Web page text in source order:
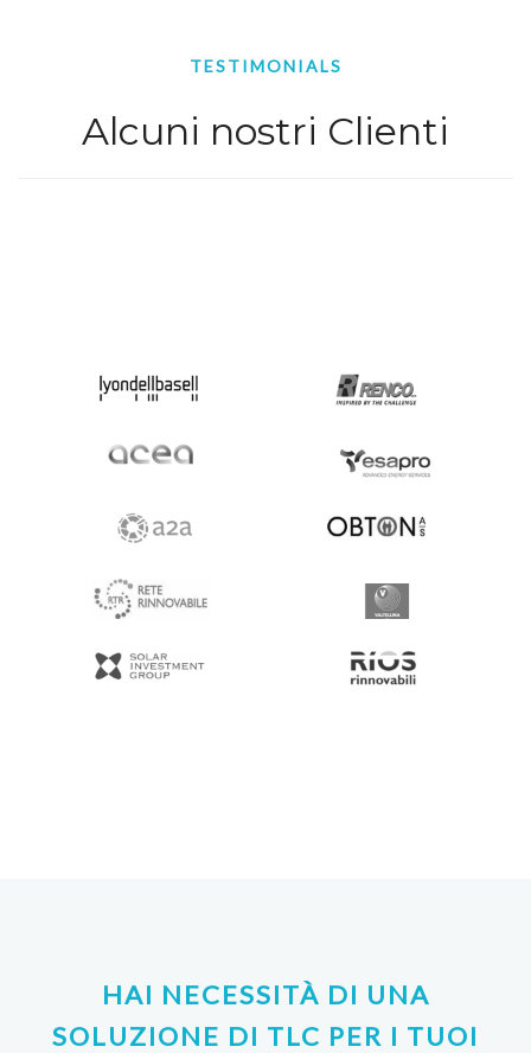
TESTIMONIALS
Alcuni nostri Clienti
HAI NECESSITÀ DI UNA
SOLUZIONE DI TLC PER I TUOI